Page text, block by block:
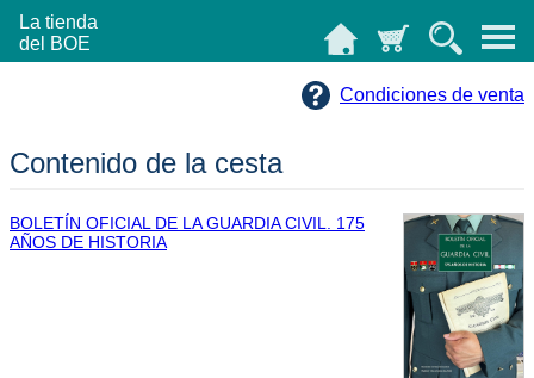
La tienda
del BOE
Condiciones de venta
Contenido de la cesta
BOLETÍN OFICIAL DE LA GUARDIA CIVIL. 175
AÑOS DE HISTORIA